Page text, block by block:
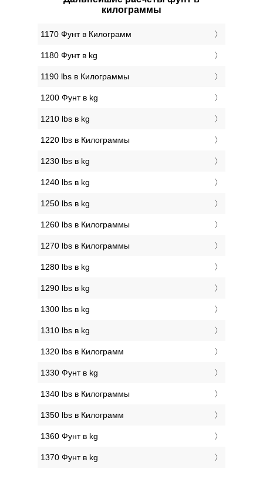
килограммы
1170 Фунт в Килограмм
1180 Фунт в kg
1190 lbs в Килограммы
1200 Фунт в kg
1210 lbs в kg
1220 lbs в Килограммы
1230 lbs в kg
1240 lbs в kg
1250 lbs в kg
1260 lbs в Килограммы
1270 lbs в Килограммы
1280 lbs в kg
1290 lbs в kg
1300 lbs в kg
1310 lbs в kg
1320 lbs в Килограмм
1330 Фунт в kg
1340 lbs в Килограммы
1350 lbs в Килограмм
1360 Фунт в kg
1370 Фунт в kg